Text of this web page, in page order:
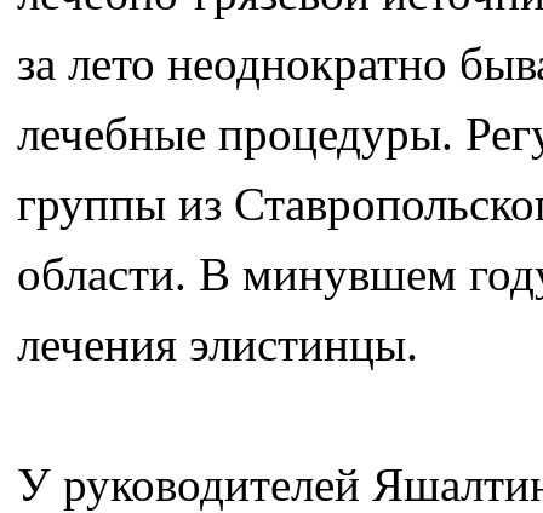
за лето неоднократно
лечебные процедуры.
группы из
области. В минувшем
лечения элистинцы.
У руководителей